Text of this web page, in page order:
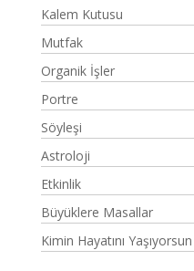
Kalem Kutusu
Mutfak
Organik İşler
Portre
Söyleşi
Astroloji
Etkinlik
Büyüklere Masallar
Kimin Hayatını Yaşıyorsun